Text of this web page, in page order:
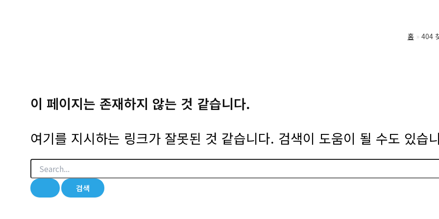
홈 404
이 페이지는 존재하지 않는 것 같습니다.
여기를 지시하는 링크가 잘못된 것 같습니다. 검색이 도움이 될 수도 있습
검
대
상